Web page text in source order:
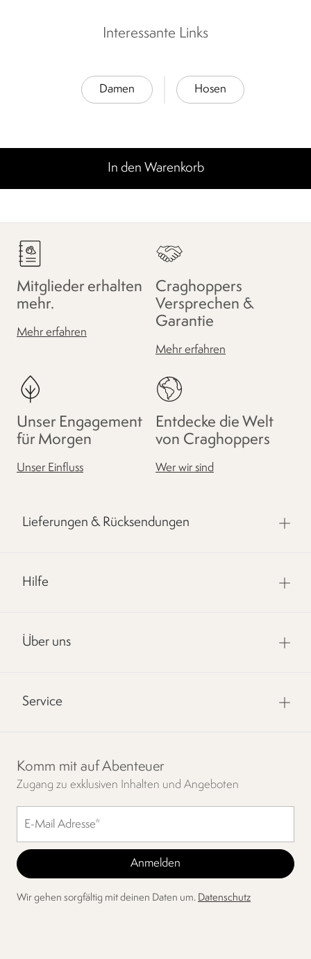
Interessante Links
Damen Hosen
In den Warenkorb
Mitglieder erhalten
mehr.
Mehr erfahren
Craghoppers
Versprechen &
Garantie
Mehr erfahren
Unser Engagement
für Morgen
Unser Einfluss
Entdecke die Welt
von Craghoppers
Wer wir sind
Lieferungen & Rücksendungen
Hilfe
Über uns
Service
Komm mit auf Abenteuer
Zugang zu exklusiven Inhalten und Angeboten
Wir gehen sorgfältig mit deinen Daten um. Datenschutz